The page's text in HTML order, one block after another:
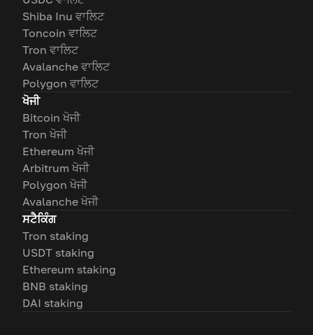
Shiba Inu ਵਾਲਿਟ
Toncoin ਵਾਲਿਟ
Tron ਵਾਲਿਟ
Avalanche ਵਾਲਿਟ
Polygon ਵਾਲਿਟ
ਖੋਜੀ
Bitcoin ਖੋਜੀ
Tron ਖੋਜੀ
Ethereum ਖੋਜੀ
Arbitrum ਖੋਜੀ
Polygon ਖੋਜੀ
Avalanche ਖੋਜੀ
ਸਟੈਕਿੰਗ
Tron staking
USDT staking
Ethereum staking
BNB staking
DAI staking